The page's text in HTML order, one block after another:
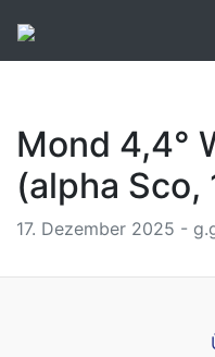
Mond 4,4°
(alpha Sco,
17. Dezember 2025 -